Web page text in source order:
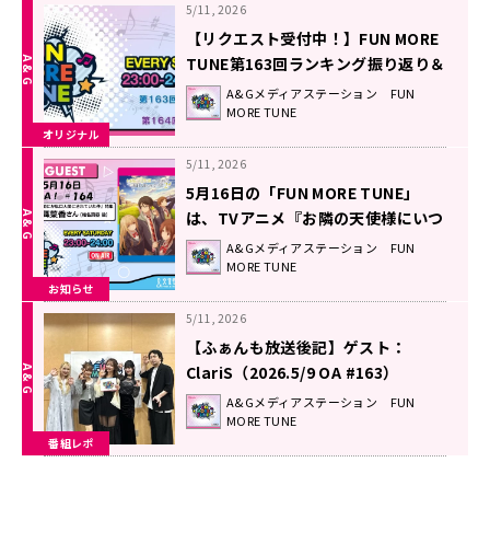
オリジナル
5/11, 2026
【リクエスト受付中！】FUN MORE
TUNE第163回ランキング振り返り＆
第164回 注目楽曲紹介
A&Gメディアステーション FUN
MORE TUNE
お知らせ
5/11, 2026
5月16日の「FUN MORE TUNE」
は、TVアニメ『お隣の天使様にいつ
の間にか駄目人間にされていた件』
特集！石見舞菜香さんがゲストに登
A&Gメディアステーション FUN
MORE TUNE
番組レポ
5/11, 2026
【ふぁんも放送後記】ゲスト：
ClariS（2026.5/9 OA #163）
A&Gメディアステーション FUN
MORE TUNE